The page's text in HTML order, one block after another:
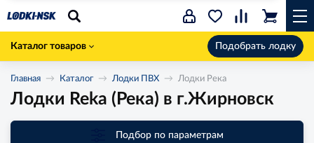
Каталог товаров Подобрать лодку
Главная Каталог Лодки ПВХ Лодки Река
Лодки Reka (Река) в г.Жирновск
Подбор по параметрам